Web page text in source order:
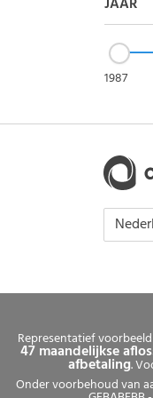
1987
Representatief
47 maandelijkse
afbetaling.
Onder voorbehoud van